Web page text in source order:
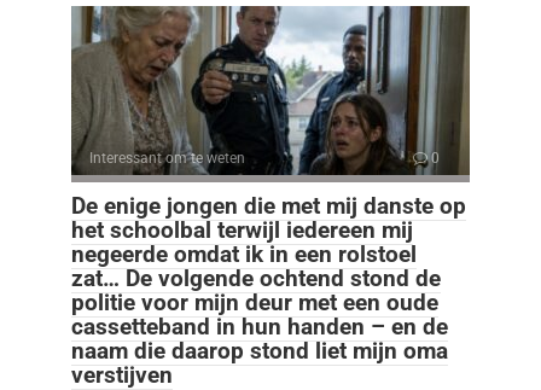
Interessant om te weten 0
De enige jongen die met mij danste op
het schoolbal terwijl iedereen mij
negeerde omdat ik in een rolstoel
zat… De volgende ochtend stond de
politie voor mijn deur met een oude
cassetteband in hun handen – en de
naam die daarop stond liet mijn oma
verstijven